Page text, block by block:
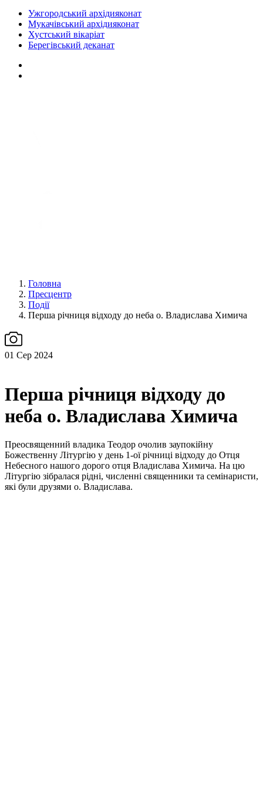
Ужгородський архідияконат
Мукачівський архідияконат
Хустський вікаріат
Берегівський деканат
Головна
Пресцентр
Події
Перша річниця відходу до неба о. Владислава Химича
01 Сер 2024
Перша річниця відходу до
неба о. Владислава Химича
Преосвященний владика Теодор очолив заупокійну
Божественну Літургію у день 1-ої річниці відходу до Отця
Небесного нашого дорого отця Владислава Химича. На цю
Літургію зібралася рідні, численні священники та семінаристи,
які були друзями о. Владислава.